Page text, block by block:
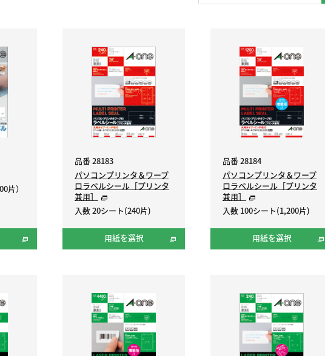
片）
品番 28183
パソコンプリンタ＆ワープ
ロラベルシール［プリンタ
兼用］
入数 20シート(240片)
用紙を選択
品番 28184
パソコンプリンタ＆ワープ
ロラベルシール［プリンタ
兼用］
入数 100シート(1,200片)
用紙を選択